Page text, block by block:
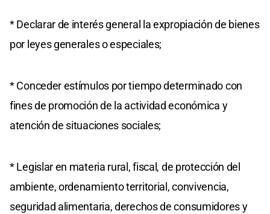
* Declarar de interés general la expropiación de bienes
por leyes generales o especiales;
* Conceder estímulos por tiempo determinado con
fines de promoción de la actividad económica y
atención de situaciones sociales;
* Legislar en materia rural, fiscal, de protección del
ambiente, ordenamiento territorial, convivencia,
seguridad alimentaria, derechos de consumidores y